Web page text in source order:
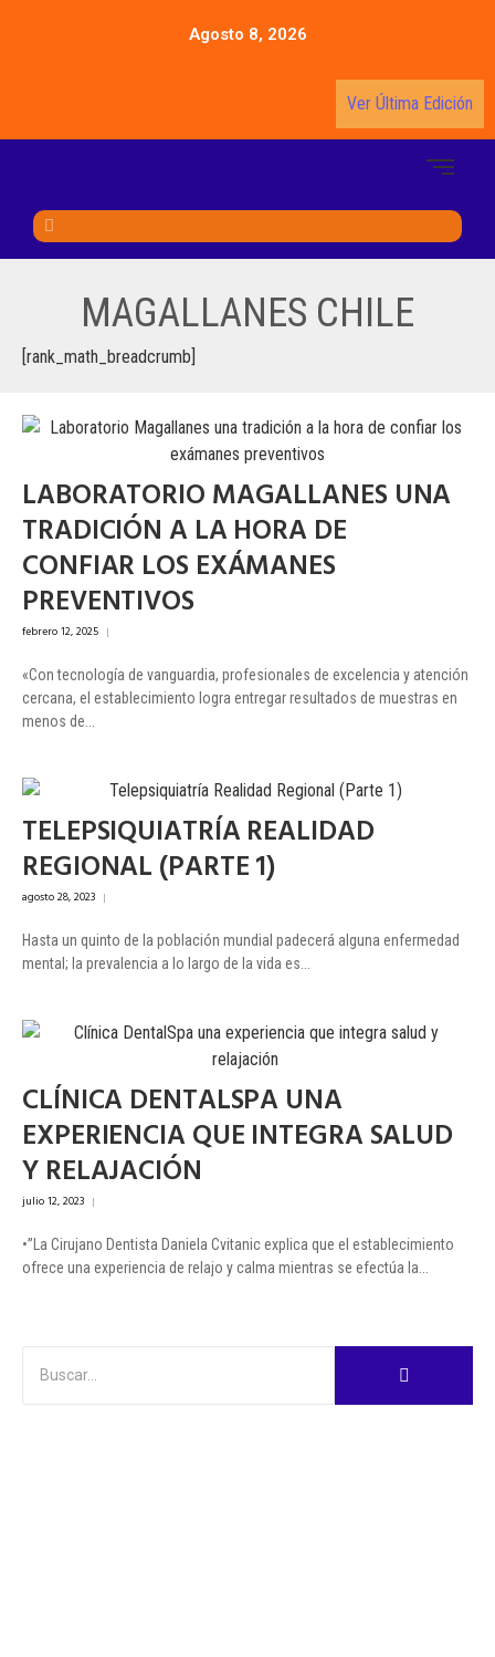
Agosto 8, 2026
Ver Última Edición
MAGALLANES CHILE
[rank_math_breadcrumb]
LABORATORIO MAGALLANES UNA
TRADICIÓN A LA HORA DE
CONFIAR LOS EXÁMANES
PREVENTIVOS
febrero 12, 2025 |
«Con tecnología de vanguardia, profesionales de excelencia y atención
cercana, el establecimiento logra entregar resultados de muestras en
menos de...
TELEPSIQUIATRÍA REALIDAD
REGIONAL (PARTE 1)
agosto 28, 2023 |
Hasta un quinto de la población mundial padecerá alguna enfermedad
mental; la prevalencia a lo largo de la vida es...
CLÍNICA DENTALSPA UNA
EXPERIENCIA QUE INTEGRA SALUD
Y RELAJACIÓN
julio 12, 2023 |
•”La Cirujano Dentista Daniela Cvitanic explica que el establecimiento
ofrece una experiencia de relajo y calma mientras se efectúa la...